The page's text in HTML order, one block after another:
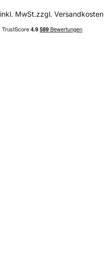
inkl. MwSt.zzgl. Versandkosten